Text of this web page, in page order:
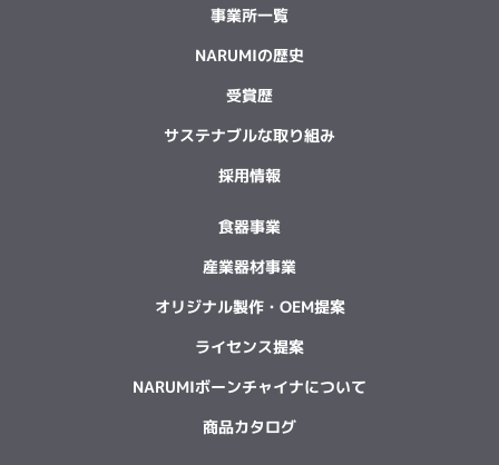
事業所一覧
NARUMIの歴史
受賞歴
サステナブルな取り組み
採用情報
食器事業
産業器材事業
オリジナル製作・OEM提案
ライセンス提案
NARUMIボーンチャイナについて
商品カタログ